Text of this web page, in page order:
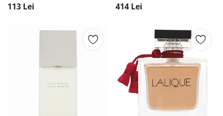
113 Lei 414 Lei